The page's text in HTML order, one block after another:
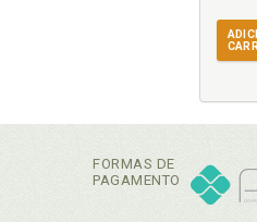
FORMAS DE
PAGAMENTO